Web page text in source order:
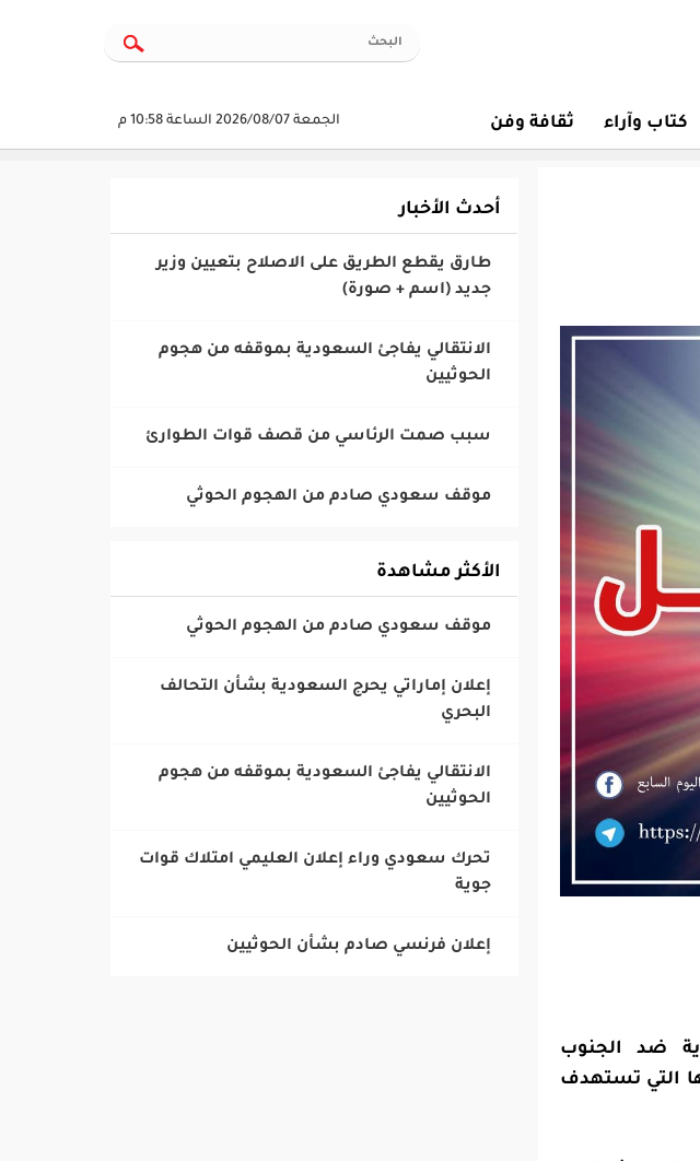
كتاب وآراء ثقافة وفن الجمعة 2026/08/07 الساعة 10:58 م
ضد الجنوب
التي تستهدف
أحدث الأخبار
‎طارق يقطع الطريق على الاصلاح بتعيين وزير
جديد (اسم + صورة)
‎الانتقالي يفاجئ السعودية بموقفه من هجوم
الحوثيين
‎موقف سعودي صادم من الهجوم الحوثي
الأكثر مشاهدة
‎موقف سعودي صادم من الهجوم الحوثي
‎إعلان إماراتي يحرج السعودية بشأن التحالف
البحري
‎الانتقالي يفاجئ السعودية بموقفه من هجوم
الحوثيين
‎تحرك سعودي وراء إعلان العليمي امتلاك قوات
جوية